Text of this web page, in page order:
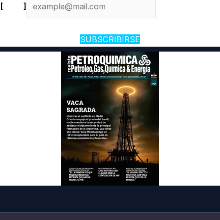
[ ]
SUBSCRIBIRSE